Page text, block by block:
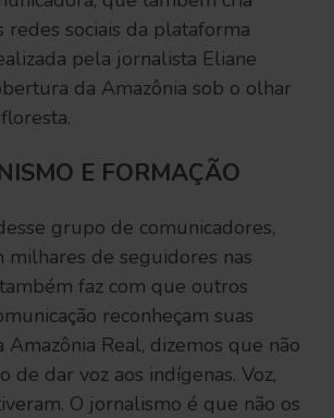
redes sociais da plataforma
pela jornalista Eliane
da Amazônia sob o olhar
E FORMAÇÃO
grupo de comunicadores,
milhares de seguidores nas
faz com que outros
reconheçam suas
Amazônia Real, dizemos que não
de dar voz aos indígenas. Voz,
O jornalismo é que não os